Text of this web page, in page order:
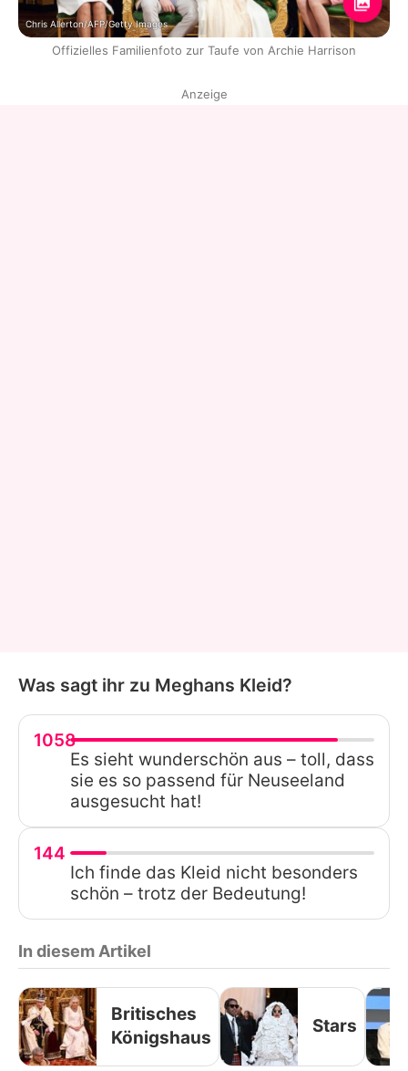
Chris Allerton/AFP/Getty Images
Offizielles Familienfoto zur Taufe von Archie Harrison
Anzeige
Was sagt ihr zu Meghans Kleid?
1058
Es sieht wunderschön aus – toll, dass
sie es so passend für Neuseeland
ausgesucht hat!
144
Ich finde das Kleid nicht besonders
schön – trotz der Bedeutung!
In diesem Artikel
Britisches
Königshaus
Stars